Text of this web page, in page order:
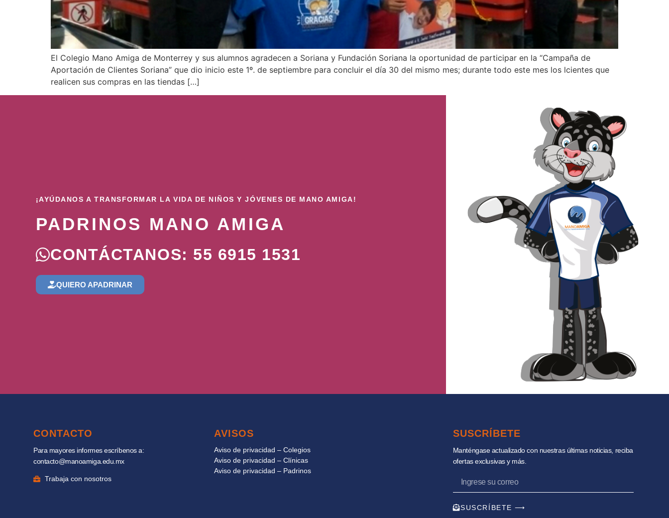
El Colegio Mano Amiga de Monterrey y sus alumnos agradecen a Soriana y Fundación Soriana la oportunidad de participar en la “Campaña de
Aportación de Clientes Soriana” que dio inicio este 1º. de septiembre para concluir el día 30 del mismo mes; durante todo este mes los lcientes que
realicen sus compras en las tiendas […]
¡AYÚDANOS A TRANSFORMAR LA VIDA DE NIÑOS Y JÓVENES DE MANO AMIGA!
PADRINOS MANO AMIGA
CONTÁCTANOS: 55 6915 1531
QUIERO APADRINAR
CONTACTO
Para mayores informes escríbenos a:
contacto@manoamiga.edu.mx
Trabaja con nosotros
AVISOS
Aviso de privacidad – Colegios
Aviso de privacidad – Clínicas
Aviso de privacidad – Padrinos
SUSCRÍBETE
Manténgase actualizado con nuestras últimas noticias, reciba
ofertas exclusivas y más.
SUSCRÍBETE ⟶